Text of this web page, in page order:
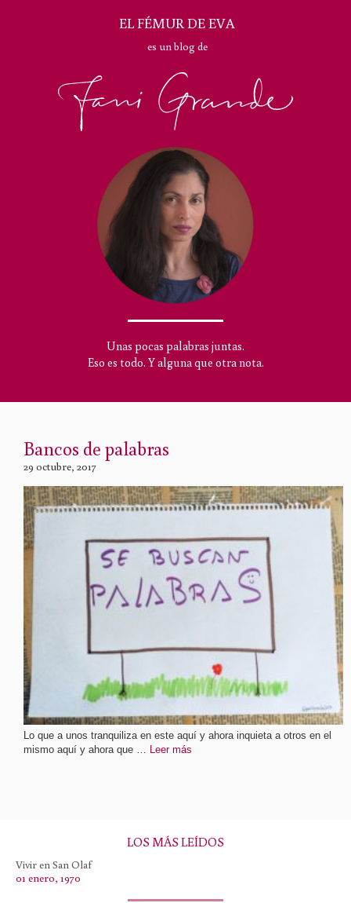
EL FÉMUR DE EVA
es un blog de
Unas pocas palabras juntas.
Eso es todo. Y alguna que otra nota.
Bancos de palabras
29 octubre, 2017
Lo que a unos tranquiliza en este aquí y ahora inquieta a otros en el
mismo aquí y ahora que … Leer más
LOS MÁS LEÍDOS
Vivir en San Olaf
01 enero, 1970